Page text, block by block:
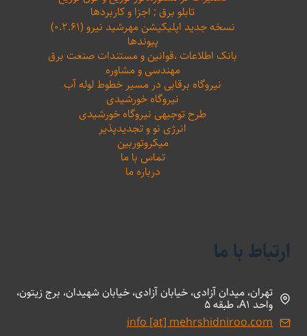
تابلو برق ; اجزا و کاربردها
نسخه جدید اپلیکیشن مهرشید نیرو (۰.۲.۶۱)
پیوندها
بانک اطلاعات ،‌قوانین و مستندات صنعت برق
مهندسی و مشاوره
نیروگاه برقابی در مسیر خطوط لوله آب
نیروگاه خورشیدی
طرح توجیهی نیروگاه خورشیدی
انرژی نو و تجدیدپذیر
میکروتوربین
تماس با ما
درباره ما
ارتباط با ما
تهران، میدان آزادی، خیابان آزادی، خیابان شهیدان، برج زیتون،
واحد A1، طبقه 5
info [at] mehrshidniroo.com